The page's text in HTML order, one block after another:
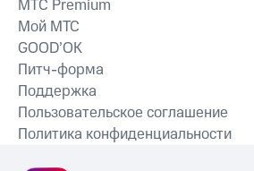
MTС Premium
Мой МТС
GOOD’OK
Питч-форма
Поддержка
Пользовательское соглашение
Политика конфиденциальности